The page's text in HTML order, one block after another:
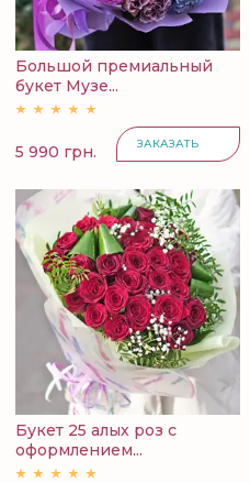
Большой премиальный
букет Музе...
5 990 грн. ЗАКАЗАТЬ
Букет 25 алых роз с
оформлением...